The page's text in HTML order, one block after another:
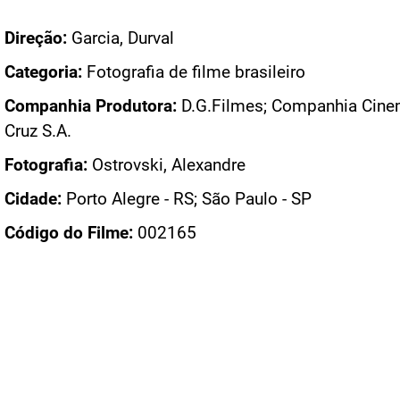
Direção: Garcia, Durval
Categoria: Fotografia de filme brasileiro
Companhia Produtora: D.G.Filmes; Companhia
Cruz S.A.
Fotografia: Ostrovski, Alexandre
Cidade: Porto Alegre - RS; São Paulo - SP
Código do Filme: 002165